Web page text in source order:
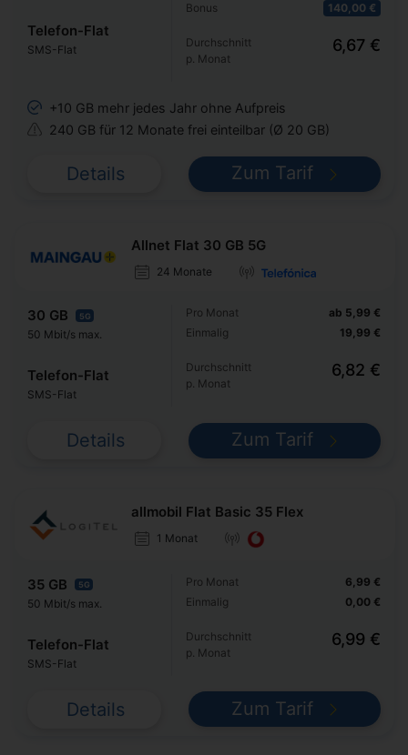
Telefon-Flat
SMS-Flat
Bonus
140,00 €
Durchschnitt
p. Monat
6,67 €
+10 GB mehr jedes Jahr ohne Aufpreis
240 GB für 12 Monate frei einteilbar (Ø 20 GB)
Details Zum Tarif
Allnet Flat 30 GB 5G
24 Monate
30 GB 5G
50 Mbit/s max.
Telefon-Flat
SMS-Flat
Pro Monat
Einmalig
ab 5,99 €
19,99 €
Durchschnitt
p. Monat
6,82 €
Details Zum Tarif
allmobil Flat Basic 35 Flex
1 Monat
35 GB 5G
50 Mbit/s max.
Telefon-Flat
SMS-Flat
Pro Monat
Einmalig
6,99 €
0,00 €
Durchschnitt
p. Monat
6,99 €
Details Zum Tarif